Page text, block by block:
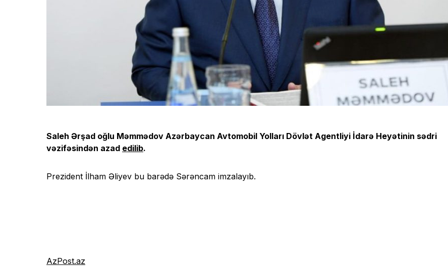
Saleh Ərşad oğlu Məmmədov Azərbaycan Avtomobil Yolları Dövlət Agentliyi İdarə Heyətinin sədri
vəzifəsindən azad edilib.
Prezident İlham Əliyev bu barədə Sərəncam imzalayıb.
AzPost.az